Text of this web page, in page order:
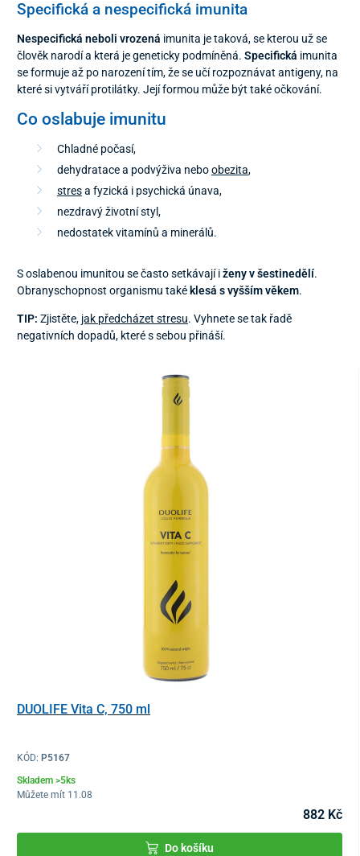
Specifická a nespecifická imunita
Nespecifická neboli vrozená imunita je taková, se kterou už se
člověk narodí a která je geneticky podmíněná. Specifická imunita
se formuje až po narození tím, že se učí rozpoznávat antigeny, na
které si vytváří protilátky. Její formou může být také očkování.
Co oslabuje imunitu
Chladné počasí,
dehydratace a podvýživa neboobezita,
stresa fyzická i psychická únava,
nezdravý životní styl,
nedostatek vitamínů a minerálů.
S oslabenou imunitou se často setkávají iženy v šestinedělí.
Obranyschopnost organismu také klesá s vyšším věkem.
TIP: Zjistěte, jak předcházet stresu. Vyhnete se tak řadě
negativních dopadů, které s sebou přináší.
DUOLIFE Vita C, 750 ml
KÓD: P5167
Skladem >5ks
Můžete mít 11.08
882 Kč
Do košíku